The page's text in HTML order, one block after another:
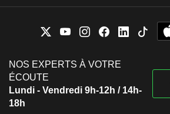
NOS EXPERTS À VOTRE
ÉCOUTE
Lundi - Vendredi 9h-12h / 14h-
18h